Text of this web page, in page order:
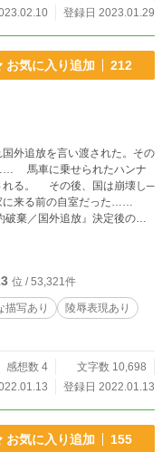
登録日 2023.01.29
お気に入り追加 212
外追放を言い渡された。その
馬車に乗せられたハンナ
れる。 その後、国は崩壊し─
〔2026/02・大
位 / 53,321件
描写あり
陵辱表現あり
感想数 4
文字数 10,698
登録日 2022.01.13
お気に入り追加 155